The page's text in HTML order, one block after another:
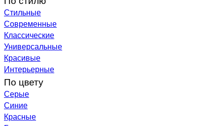
Стильные
Современные
Классические
Универсальные
Красивые
Интерьерные
По цвету
Серые
Синие
Красные